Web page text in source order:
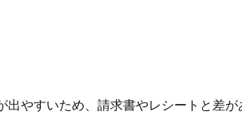
やすいため、請求書やレシートと差